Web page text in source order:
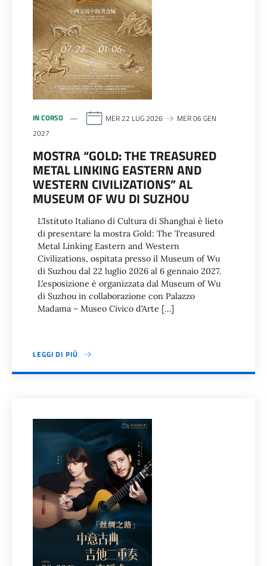
IN CORSO MER 22 LUG 2026
MER 06 GEN
2027
MOSTRA “GOLD: THE TREASURED
METAL LINKING EASTERN AND
WESTERN CIVILIZATIONS” AL
MUSEUM OF WU DI SUZHOU
L’Istituto Italiano di Cultura di Shanghai è lieto
di presentare la mostra Gold: The Treasured
Metal Linking Eastern and Western
Civilizations, ospitata presso il Museum of Wu
di Suzhou dal 22 luglio 2026 al 6 gennaio 2027.
L’esposizione è organizzata dal Museum of Wu
di Suzhou in collaborazione con Palazzo
Madama – Museo Civico d’Arte […]
LEGGI DI PIÙ